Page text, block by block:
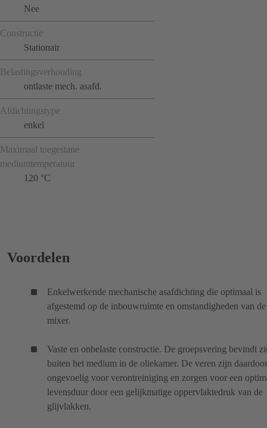
Nee
Constructie
Stationair
Belastingsverhouding
ontlaste mech. asafd.
Afdichtingstype
enkel
Maximaal toegestane
mediumtemperatuur
120 °C
Voordelen
Enkelwerkende mechanische asafdichting die optimaal is
afgestemd op de inbouwruimte en omstandigheden van de
mixer.
Vaste en onbelaste constructie. De groepsvering bevindt
buiten het medium in de oliekamer. De veren zijn daardoor
ongevoelig voor verontreiniging en zorgen voor een
levensduur door een gelijkmatige oppervlaktedruk van de
glijvlakken.